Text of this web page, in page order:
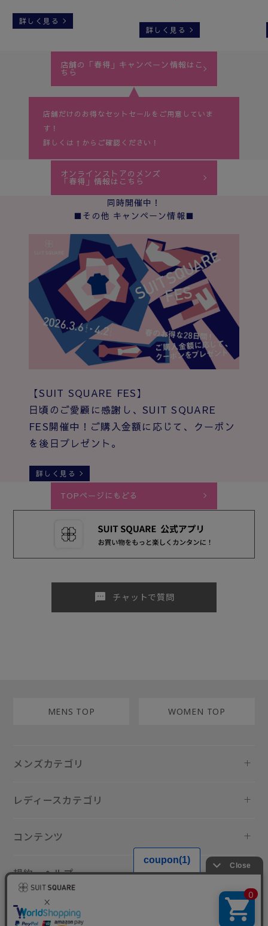
詳しく見る
詳しく見る
店舗の「春得」キャンペーン情報はこ
ちら
店舗だけのお得なセットセールをご用意していま
す！
詳しくは↑からご確認ください！
オンラインストアのメンズ
「春得」情報はこちら
同時開催中！
■その他 キャンペーン情報■
【SUIT SQUARE FES】
日頃のご愛顧に感謝し、SUIT SQUARE
FES開催中！ご購入金額に応じて、クーポン
を後日プレゼント。
詳しく見る
TOPページにもどる
sms チャットで質問
MENS TOP WOMEN TOP
メンズカテゴリ
レディースカテゴリ
コンテンツ
規約・ヘルプ